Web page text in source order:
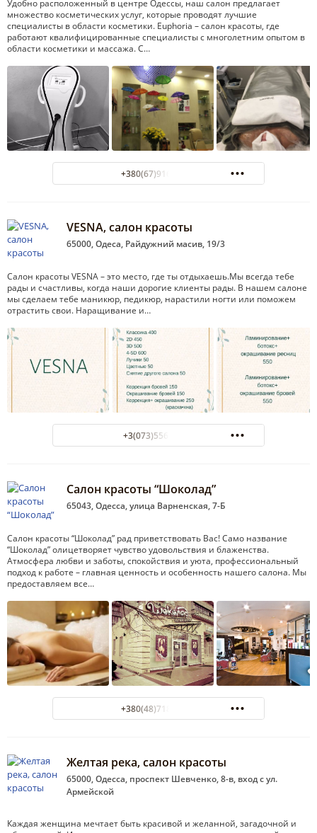
Удобно расположенный в центре Одессы, наш салон предлагает
множество косметических услуг, которые проводят лучшие
специалисты в области косметики. Euphoria – салон красоты, где
работают квалифицированные специалисты с многолетним опытом в
области косметики и массажа. С…
+380(67)916-83-68
VESNA, салон красоты
65000, Одеса, Райдужний масив, 19/3
Салон красоты VESNA – это место, где ты отдыхаешь.Мы всегда тебе
рады и счастливы, когда наши дорогие клиенты рады. В нашем салоне
мы сделаем тебе маникюр, педикюр, нарастили ногти или поможем
отрастить свои. Наращивание и…
+3(073)556-57-55
Салон красоты “Шоколад”
65043, Одесса, улица Варненская, 7-Б
Салон красоты “Шоколад” рад приветствовать Вас! Само название
“Шоколад” олицетворяет чувство удовольствия и блаженства.
Атмосфера любви и заботы, спокойствия и уюта, профессиональный
подход к работе – главная ценность и особенность нашего салона. Мы
предоставляем все…
+380(48)718-69-70
Желтая река, салон красоты
65000, Одесса, проспект Шевченко, 8-в, вход с ул.
Армейской
Каждая женщина мечтает быть красивой и желанной, загадочной и